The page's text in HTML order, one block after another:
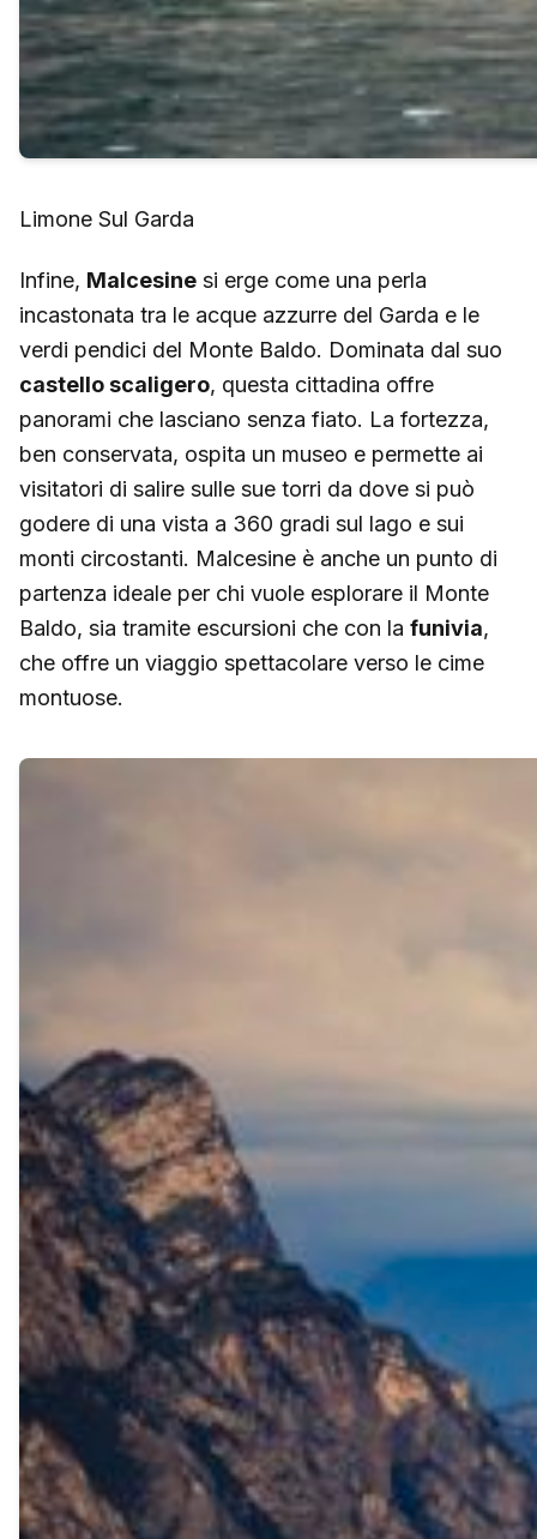
Limone Sul Garda
Infine, Malcesine si erge come una perla
incastonata tra le acque azzurre del Garda e le
verdi pendici del Monte Baldo. Dominata dal suo
castello scaligero, questa cittadina offre
panorami che lasciano senza fiato. La fortezza,
ben conservata, ospita un museo e permette ai
visitatori di salire sulle sue torri da dove si può
godere di una vista a 360 gradi sul lago e sui
monti circostanti. Malcesine è anche un punto di
partenza ideale per chi vuole esplorare il Monte
Baldo, sia tramite escursioni che con la funivia,
che offre un viaggio spettacolare verso le cime
montuose.